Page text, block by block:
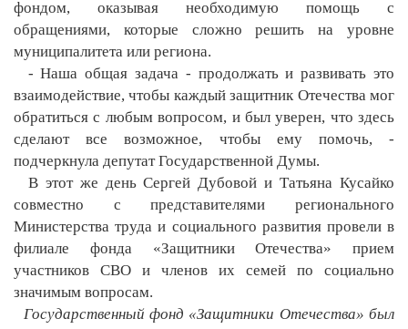
фондом, оказывая необходимую помощь с
обращениями, которые сложно решить на уровне
муниципалитета или региона.
- Наша общая задача - продолжать и развивать это
взаимодействие, чтобы каждый защитник Отечества мог
обратиться с любым вопросом, и был уверен, что здесь
сделают все возможное, чтобы ему помочь, -
подчеркнула депутат Государственной Думы.
В этот же день Сергей Дубовой и Татьяна Кусайко
совместно с представителями регионального
Министерства труда и социального развития провели в
филиале фонда «Защитники Отечества» прием
участников СВО и членов их семей по социально
значимым вопросам.
Государственный фонд «Защитники Отечества» был